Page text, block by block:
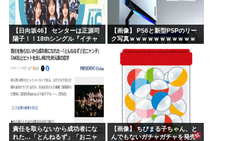
【日向坂46】 センターは正源司
陽子！！18thシングル『イチャ
が発表される！
【画像】 PS6と新型PSPのリー
ク写真ｗｗｗｗｗｗｗｗｗｗｗ
責任を取らないから成功者にな
れた…「とんねるず」「おニャ
【画像】 ちびまる子ちゃん、と
んでもないガチャガチャを発売